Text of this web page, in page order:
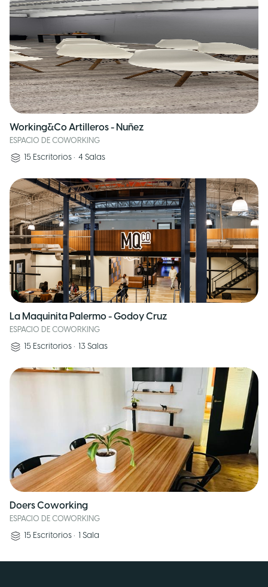
Working&Co Artilleros - Nuñez
ESPACIO DE COWORKING
15 Escritorios • 4 Salas
La Maquinita Palermo - Godoy Cruz
ESPACIO DE COWORKING
15 Escritorios • 13 Salas
Doers Coworking
ESPACIO DE COWORKING
15 Escritorios • 1 Sala